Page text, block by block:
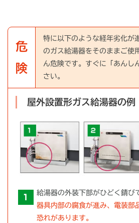
危
険
特に以下のような経年劣化が
のガス給湯器をそのままご使
ん危険です。すぐに「あんし
さい。
屋外設置形ガス給湯器の例
給湯器の外装下部がひどく錆び
器具内部の腐食が進み、電装部
恐れがあります。